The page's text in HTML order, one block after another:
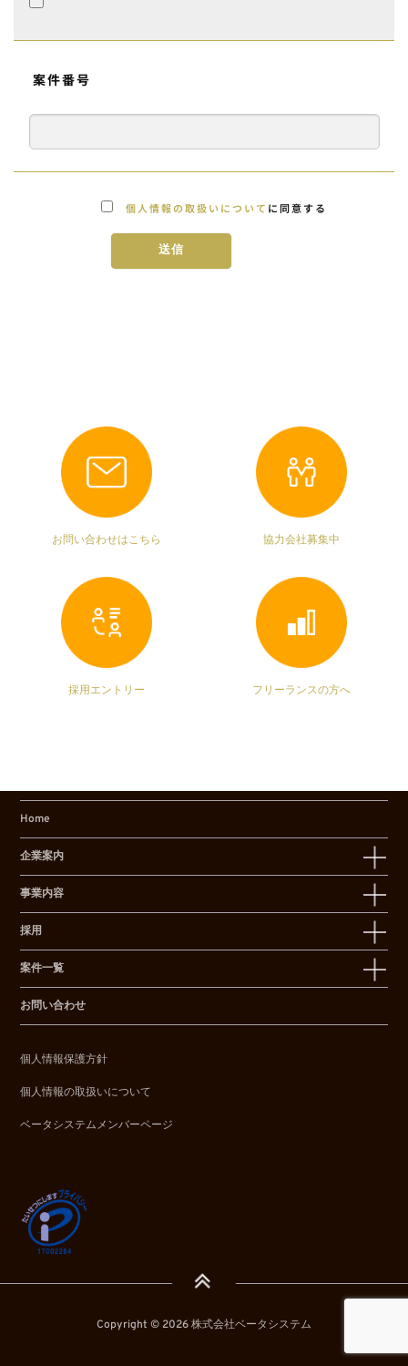
案件番号
個人情報の取扱いについて に同意する
お問い合わせはこちら 協力会社募集中
採用エントリー フリーランスの方へ
Home
企業案内
事業内容
採用
案件一覧
お問い合わせ
個人情報保護方針
個人情報の取扱いについて
ベータシステムメンバーページ
Copyright © 2026 株式会社ベータシステム